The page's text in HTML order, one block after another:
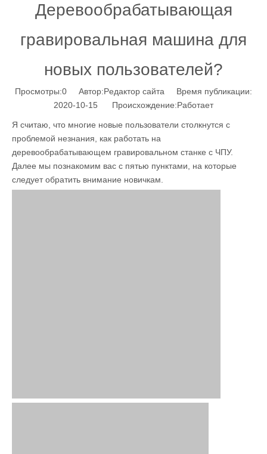
Деревообрабатывающая
гравировальная машина для
новых пользователей?
Просмотры:0 Автор:Pедактор сайта Время публикации:
2020-10-15 Происхождение:Работает
Я считаю, что многие новые пользователи столкнутся с
проблемой незнания, как работать на
деревообрабатывающем гравировальном станке с ЧПУ.
Далее мы познакомим вас с пятью пунктами, на которые
следует обратить внимание новичкам.